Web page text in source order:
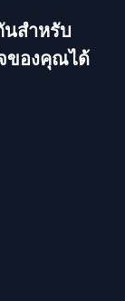
นสำหรับ
ของคุณได้